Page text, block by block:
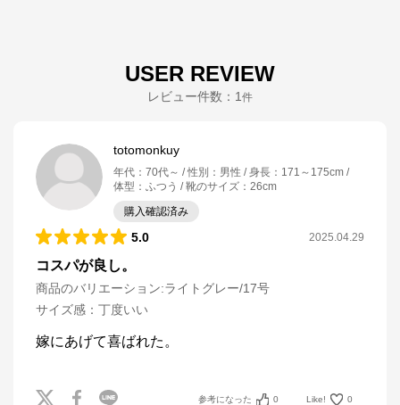
USER REVIEW
レビュー件数： 1 件
totomonkuy
年代 ： 70代～ 性別 ： 男性 身長 ： 171～175cm
体型 ： ふつう 靴のサイズ ： 26cm
購入確認済み
5.0 2025.04.29
コスパが良し。
商品のバリエーション:ライトグレー/17号
サイズ感 ： 丁度いい
嫁にあげて喜ばれた。
参考になった 0 Like! 0